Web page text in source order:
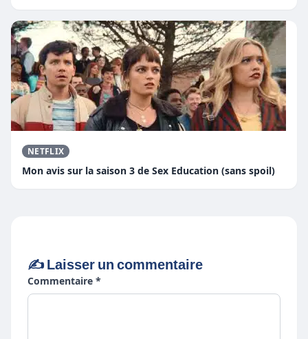
NETFLIX
Mon avis sur la saison 3 de Sex Education (sans spoil)
✍️ Laisser un commentaire
Commentaire *